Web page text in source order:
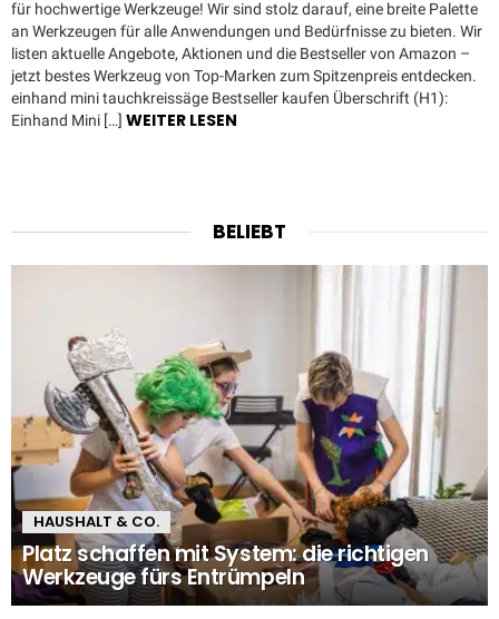
für hochwertige Werkzeuge! Wir sind stolz darauf, eine breite Palette
an Werkzeugen für alle Anwendungen und Bedürfnisse zu bieten. Wir
listen aktuelle Angebote, Aktionen und die Bestseller von Amazon –
jetzt bestes Werkzeug von Top-Marken zum Spitzenpreis entdecken.
einhand mini tauchkreissäge Bestseller kaufen Überschrift (H1):
Einhand Mini […] WEITER LESEN
BELIEBT
HAUSHALT & CO.
Platz schaffen mit System: die richtigen
Werkzeuge fürs Entrümpeln